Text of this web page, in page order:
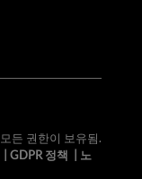
든 권한이 보유됨.
GDPR 정책
노